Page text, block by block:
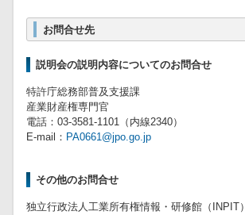
お問合せ先
説明会の説明内容についてのお問合せ
特許庁総務部普及支援課
産業財産権専門官
電話：03-3581-1101（内線2340）
E-mail： PA0661@jpo.go.jp
その他のお問合せ
独立行政法人工業所有権情報・研修館（INPIT）